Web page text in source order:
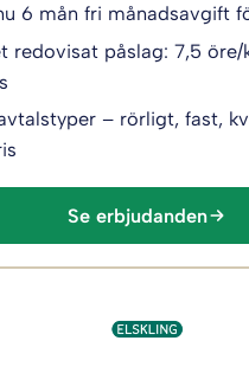
6 mån fri månadsavgift
redovisat påslag: 7,5 öre/
– rörligt, fast,
Se erbjudanden